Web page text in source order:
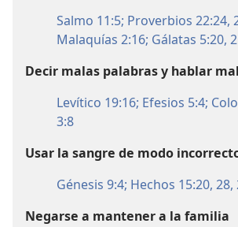
Salmo 11:5; Proverbios 22:24,
Malaquías 2:16; Gálatas 5:20,
Decir malas palabras y hablar
Levítico 19:16; Efesios 5:4;
3:8
Usar la sangre de modo
Génesis 9:4; Hechos 15:20, 28,
Negarse a mantener a la familia